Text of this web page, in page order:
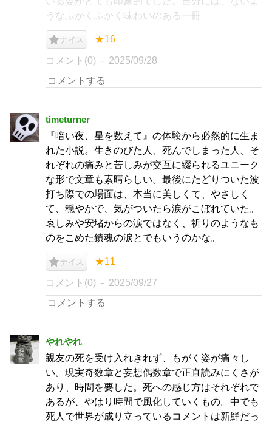
うなふかくふかく味わいのある一冊
ナイス ★16
コメント(0) 2025/09/28
timeturner
『暗い夜、星を数えて』の体験から必然的に生ま
れた小説。生きのびた人、死んでしまった人、そ
れぞれの痛みと苦しみが交互に綴られるユニーク
な形で文章も素晴らしい。最後にたどりついた波
打ち際での場面は、本当に美しくて、やさしく
て、穏やかで、気がついたら涙がこぼれていた。
哀しみや安堵からの涙ではなく、祈りのようなも
のをこめた鎮魂の涙とでもいうのかな。
ナイス ★11
コメント(0) 2025/09/27
やれやれ
親友の死を受け入れきれず、もがく姿が痛々し
い。現実奇数章と妄想偶数章で正直読みにくさが
あり、時間を要した。死への感じ方はそれぞれで
あるが、やはり時間で風化していくもの。中でも
死人で世界が成り立っているコメントは新鮮だっ